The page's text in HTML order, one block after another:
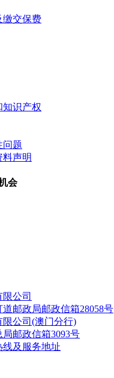
缴交保费
知识产权
问题
料声明
会
公司
邮政局邮政信箱28058号
限公司(澳门分行)
邮政信箱3093号
线及服务地址